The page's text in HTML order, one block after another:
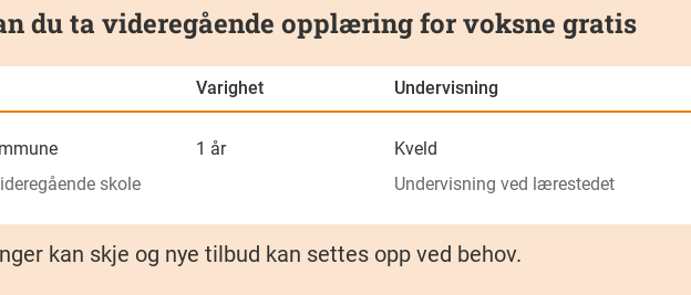
du ta videregående opplæring for voksne gratis
Varighet Undervisning
skole
1 år
Kveld
Undervisning ved lærestedet
kan skje og nye tilbud kan settes opp ved behov.